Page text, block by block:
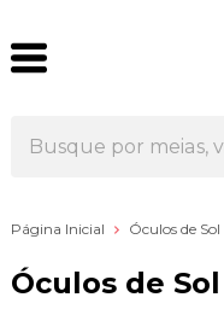
Página Inicial Óculos de Sol
Óculos de